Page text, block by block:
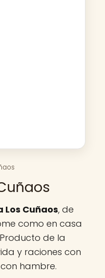
Los Cuñaos, de
como en casa
de la
y raciones con
hambre.